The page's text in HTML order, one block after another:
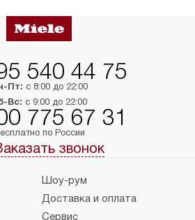
540 44 75
Пт: с 8:00 до 22:00
Вс: с 9:00 до 22:00
775 67 31
по России
звонок
Шоу-рум
Доставка и оплата
Сервис